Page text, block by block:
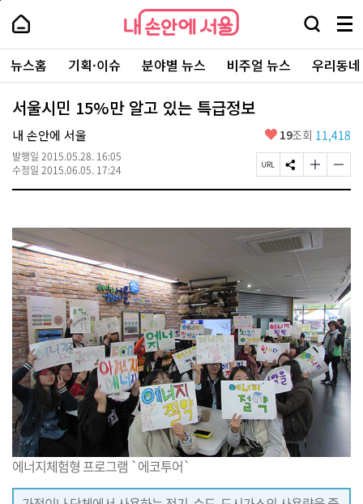
본
로
가
내
손
안
에
서
울
-
서
울
시
대
표
소
털
내
손
에
울
검
창
열
기
메
뉴
전
체
보
주
요
서
뉴스홈 기획·이슈 분야별 뉴스 비주얼 뉴스 우리동
서울시민 15%만 알고 있는 특급정보
내 손안에 서울
발행일 2015.05.28. 16:05
수정일 2015.06.05. 17:24
좋
요
19조회 11,418
페
이
R
L
복
S
N
유
하
기
글
자
크
게
변
기
글
자
작
경
하
기
에너지체험형 프로그램 `에코투어`
페
상
단
로